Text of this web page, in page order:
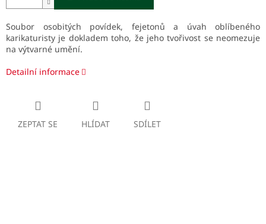
Soubor osobitých povídek, fejetonů a úvah oblíbeného
karikaturisty je dokladem toho, že jeho tvořivost se neomezuje
na výtvarné umění.
Detailní informace
ZEPTAT SE HLÍDAT SDÍLET